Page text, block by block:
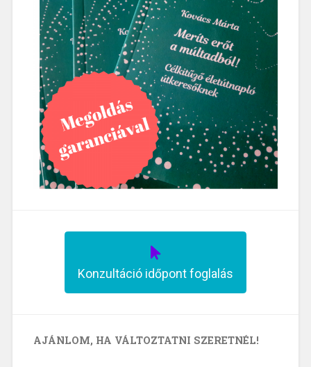
Konzultáció időpont foglalás
AJÁNLOM, HA VÁLTOZTATNI SZERETNÉL!